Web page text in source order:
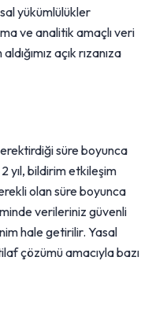
yükümlülükler
ve analitik amaçlı veri
açık rızanıza
süre boyunca
yıl, bildirim etkileşim
olan süre boyunca
verileriniz güvenli
hale getirilir. Yasal
çözümü amacıyla bazı